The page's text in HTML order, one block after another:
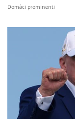
Domáci prominenti